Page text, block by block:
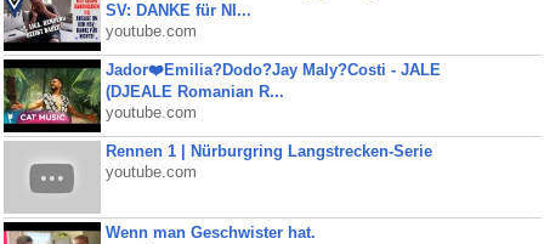
SV: DANKE für NI...
youtube.com
Jador❤️Emilia?Dodo?Jay Maly?Costi - JALE
(DJEALE Romanian R...
youtube.com
Rennen 1 | Nürburgring Langstrecken-Serie
youtube.com
Wenn man Geschwister hat.